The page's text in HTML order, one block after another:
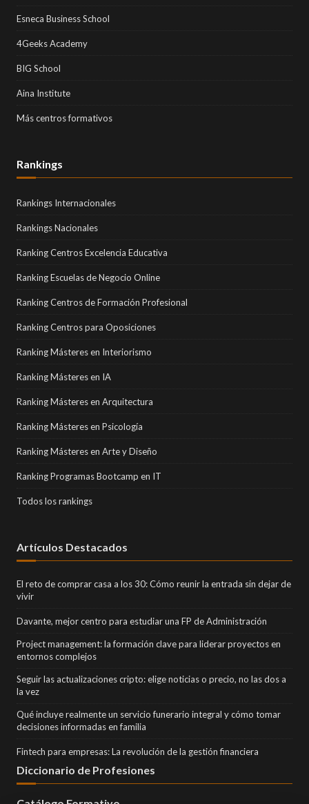
Esneca Business School
4Geeks Academy
BIG School
Aina Institute
Más centros formativos
Rankings
Rankings Internacionales
Rankings Nacionales
Ranking Centros Excelencia Educativa
Ranking Escuelas de Negocio Online
Ranking Centros de Formación Profesional
Ranking Centros para Oposiciones
Ranking Másteres en Interiorismo
Ranking Másteres en IA
Ranking Másteres en Arquitectura
Ranking Másteres en Psicología
Ranking Másteres en Arte y Diseño
Ranking Programas Bootcamp en IT
Todos los rankings
Artículos Destacados
El reto de comprar casa a los 30: Cómo reunir la entrada sin dejar de
vivir
Davante, mejor centro para estudiar una FP de Administración
Project management: la formación clave para liderar proyectos en
entornos complejos
Seguir las actualizaciones cripto: elige noticias o precio, no las dos a
la vez
Qué incluye realmente un servicio funerario integral y cómo tomar
decisiones informadas en familia
Fintech para empresas: La revolución de la gestión financiera
Diccionario de Profesiones